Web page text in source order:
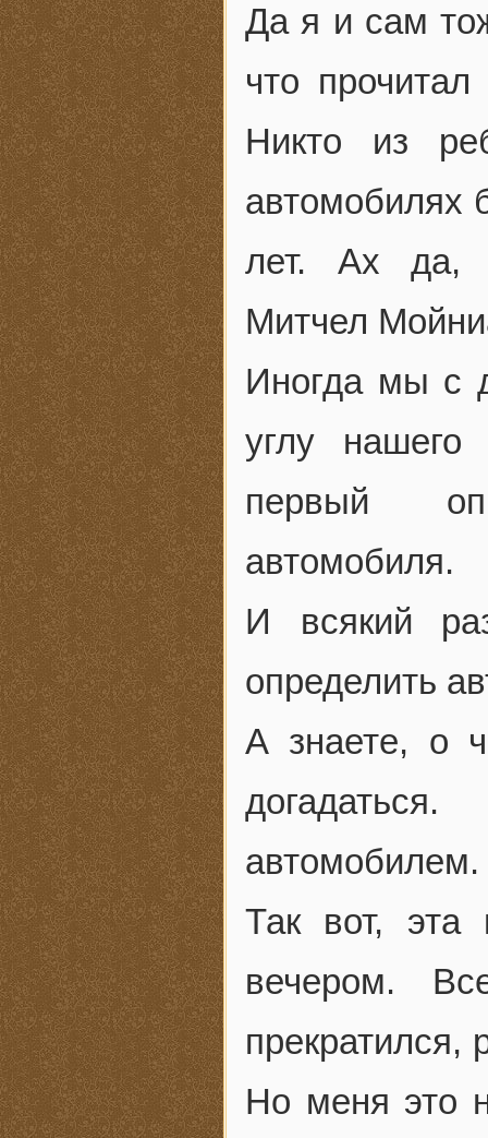
Да я и сам
что
Никто из
автомобилях
лет. Ах да,
Митчел
Иногда мы с
углу нашего
первый
автомобиля.
И всякий
определить
А знаете, о
автомобилем.
Так вот, эта
вечером.
прекратился,
Но меня это